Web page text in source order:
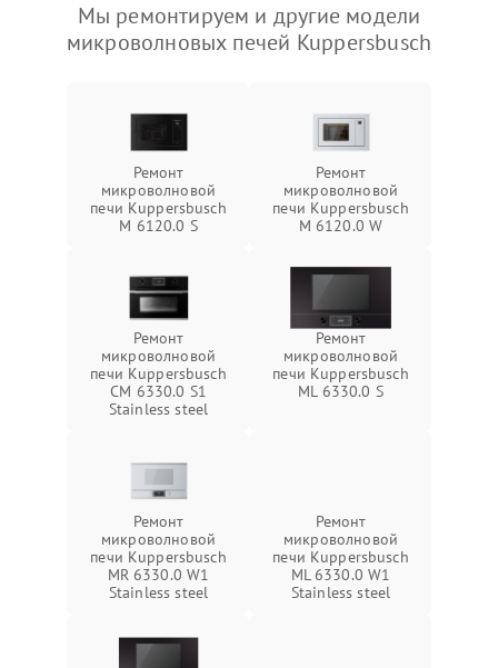
Мы ремонтируем и другие модели
микроволновых печей Kuppersbusch
Ремонт
микроволновой
печи Kuppersbusch
M 6120.0 S
Ремонт
микроволновой
печи Kuppersbusch
M 6120.0 W
Ремонт
микроволновой
печи Kuppersbusch
CM 6330.0 S1
Stainless steel
Ремонт
микроволновой
печи Kuppersbusch
ML 6330.0 S
Ремонт
микроволновой
печи Kuppersbusch
MR 6330.0 W1
Stainless steel
Ремонт
микроволновой
печи Kuppersbusch
ML 6330.0 W1
Stainless steel